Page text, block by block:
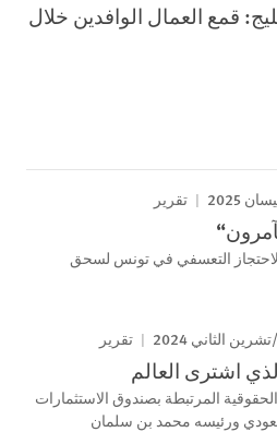
قمع العمال الوافدين خلال
تقرير
التعسفي في تونس لسحق
تقرير
اشترى العالم
الحقوقية المرتبطة بصندوق الاستثمارات
ورئيسه محمد بن سلمان